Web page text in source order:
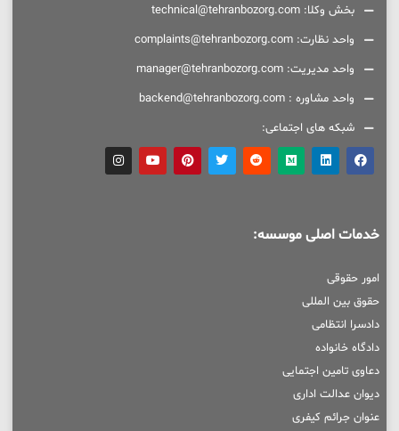
بخش وکلا: technical@tehranbozorg.com
واحد نظارت: complaints@tehranbozorg.com
واحد مدیریت: manager@tehranbozorg.com
واحد مشاوره : backend@tehranbozorg.com
شبکه های اجتماعی:
خدمات اصلی موسسه:
امور حقوقی
حقوق بین المللی
دادسرا انتظامی
دادگاه خانواده
دعاوی تامین اجتمایی
دیوان عدالت اداری
عنوان جرائم کیفری